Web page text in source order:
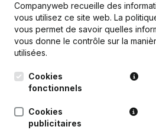
Companyweb recueille des
vous utilisez ce site web. La
vous permet de savoir quelles
vous donne le contrôle sur la
utilisées.
Cookies
fonctionnels
Cookies
publicitaires
Français
Leuvensesteenweg
248D,